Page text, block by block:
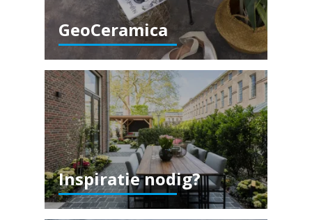
GeoCeramica
Inspiratie nodig?